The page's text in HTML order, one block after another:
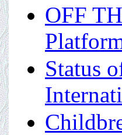
OFF
Status